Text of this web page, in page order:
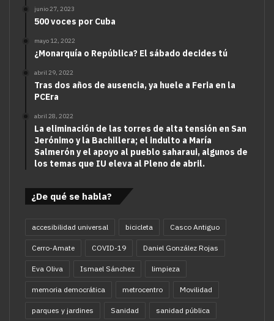
junio 27, 2023
500 voces por Cuba
mayo 12, 2022
¿Monarquía o República? El sábado decides tú
abril 29, 2022
Tras dos años de ausencia, ya huele a Feria en la
PCEra
abril 28, 2022
La eliminación de las torres de alta tensión en San
Jerónimo y la Bachillera; el indulto a María
Salmerón y el apoyo al pueblo saharaui, algunos de
los temas que IU eleva al Pleno de abril.
¿De qué se habla?
accesibilidad universal bicicleta Casco Antiguo
Cerro-Amate COVID-19 Daniel González Rojas
Eva Oliva Ismael Sánchez limpieza
memoria democrática metrocentro Movilidad
parques y jardines Sanidad sanidad pública